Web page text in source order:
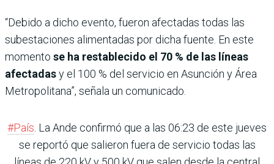
“Debido a dicho evento, fueron afectadas todas las
subestaciones alimentadas por dicha fuente. En este
momento se ha restablecido el 70 % de las líneas
afectadasy el 100 % del servicio en Asunción y Área
Metropolitana”, señala un comunicado.
#País . La Ande confirmó que a las 06:23 de este jueves
se reportó que salieron fuera de servicio todas las